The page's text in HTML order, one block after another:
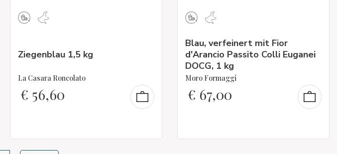
Ziegenblau 1,5 kg
La Casara Roncolato
€ 56,60
Blau, verfeinert mit Fior
d'Arancio Passito Colli Euganei
DOCG, 1 kg
Moro Formaggi
€ 67,00